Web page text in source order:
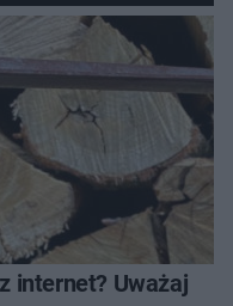
internet? Uważaj